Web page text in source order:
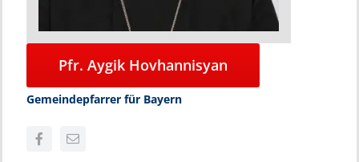
Pfr. Aygik Hovhannisyan
Gemeindepfarrer für Bayern